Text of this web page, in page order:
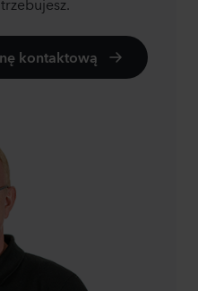
kontaktową